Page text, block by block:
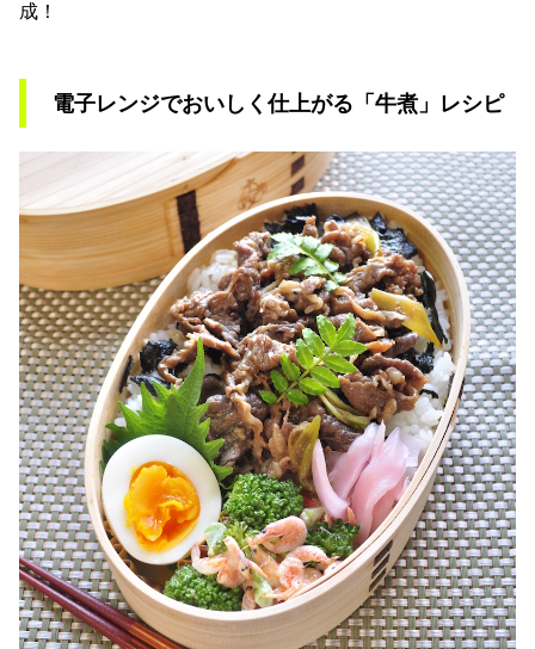
成！
電子レンジでおいしく仕上がる「牛煮」レシピ